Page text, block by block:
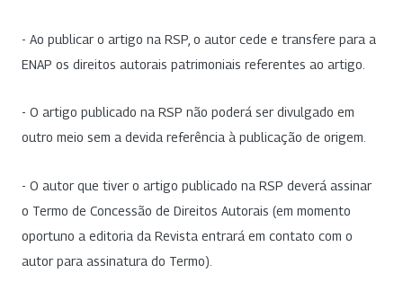
- Ao publicar o artigo na RSP, o autor cede e transfere para a
ENAP os direitos autorais patrimoniais referentes ao artigo.
- O artigo publicado na RSP não poderá ser divulgado em
outro meio sem a devida referência à publicação de origem.
- O autor que tiver o artigo publicado na RSP deverá assinar
o Termo de Concessão de Direitos Autorais (em momento
oportuno a editoria da Revista entrará em contato com o
autor para assinatura do Termo).